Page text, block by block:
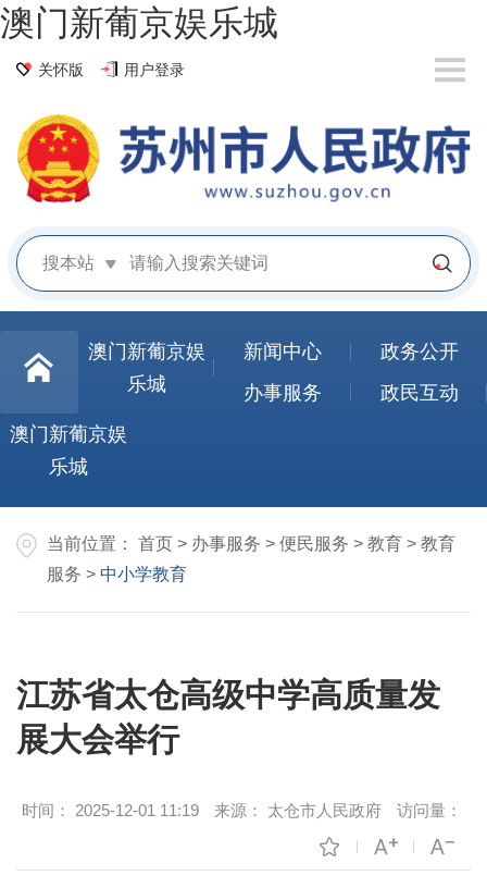
澳门新葡京娱乐城
关怀版 用户登录
搜本站
澳门新葡京娱
乐城
新闻中心
政务公开
办事服务
政民互动
澳门新葡京娱
乐城
当前位置： 首页 > 办事服务 > 便民服务 > 教育 > 教育
服务 > 中小学教育
江苏省太仓高级中学高质量发
展大会举行
时间： 2025-12-01 11:19 来源： 太仓市人民政府 访问量：